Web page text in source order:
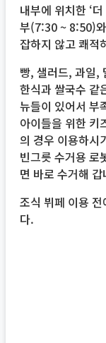
내부에 위치한 ‘
부(7:30 ~ 8:50)
잡하지 않고 쾌적
빵, 샐러드, 과일,
한식과 쌀국수 같
뉴들이 있어서 부
아이들을 위한 키
의 경우 이용하시
빈그릇 수거용 로
면 바로 수거해 갑
조식 뷔페 이용
다.